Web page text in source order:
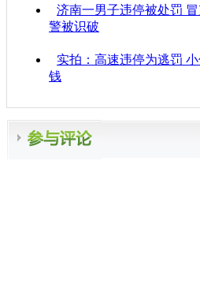
济南一男子违停被处罚
警被识破
实拍：高速违停为逃罚
钱